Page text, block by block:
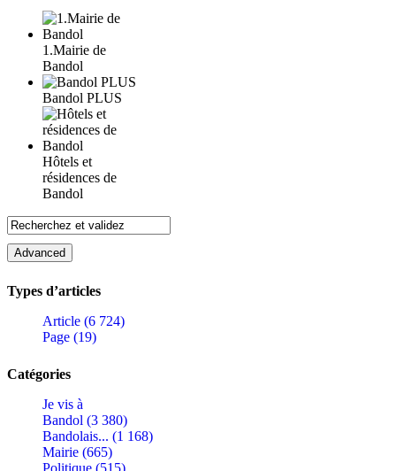
1.Mairie de
Bandol
Bandol PLUS
Hôtels et
résidences de
Bandol
Types d’articles
Article (6 724)
Page (19)
Catégories
Je vis à
Bandol (3 380)
Bandolais... (1 168)
Mairie (665)
Politique (515)